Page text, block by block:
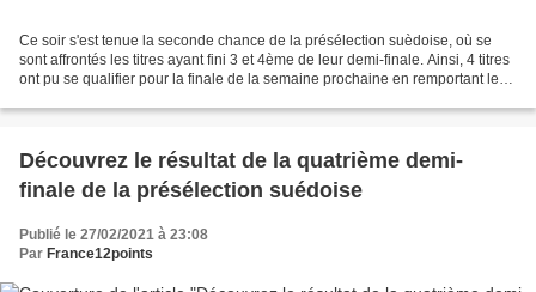
Ce soir s'est tenue la seconde chance de la présélection suèdoise, où se
sont affrontés les titres ayant fini 3 et 4ème de leur demi-finale. Ainsi, 4 titres
ont pu se qualifier pour la finale de la semaine prochaine en remportant leur
Découvrez le résultat de la quatrième demi-
finale de la présélection suédoise
Publié le 27/02/2021 à 23:08
Par France12points